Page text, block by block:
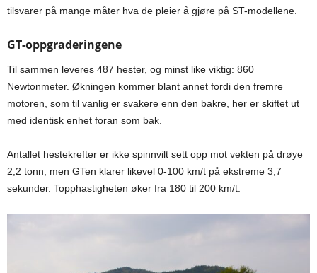
tilsvarer på mange måter hva de pleier å gjøre på ST-modellene.
GT-oppgraderingene
Til sammen leveres 487 hester, og minst like viktig: 860
Newtonmeter. Økningen kommer blant annet fordi den fremre
motoren, som til vanlig er svakere enn den bakre, her er skiftet ut
med identisk enhet foran som bak.
Antallet hestekrefter er ikke spinnvilt sett opp mot vekten på drøye
2,2 tonn, men GTen klarer likevel 0-100 km/t på ekstreme 3,7
sekunder. Topphastigheten øker fra 180 til 200 km/t.